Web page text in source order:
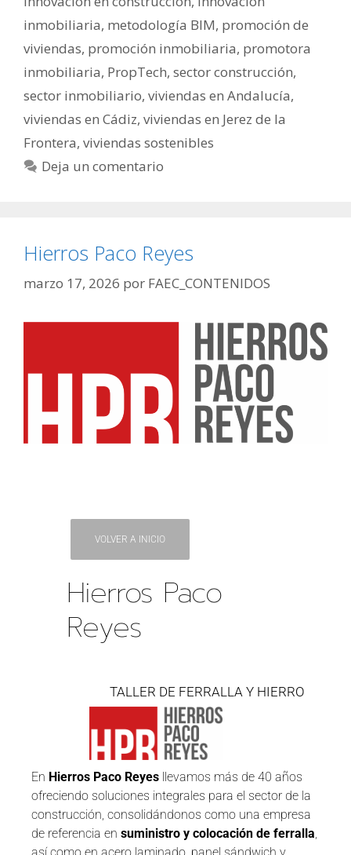
inmobiliaria, metodología BIM, promoción de
viviendas, promoción inmobiliaria, promotora
inmobiliaria, PropTech, sector construcción,
sector inmobiliario, viviendas en Andalucía,
viviendas en Cádiz, viviendas en Jerez de la
Frontera, viviendas sostenibles
Deja un comentario
Hierros Paco Reyes
marzo 17, 2026 por FAEC_CONTENIDOS
VOLVER A INICIO
Hierros Paco
Reyes
TALLER DE FERRALLA Y HIERRO
En Hierros Paco Reyes llevamos más de 40 años
ofreciendo soluciones integrales para el sector de la
construcción, consolidándonos como una empresa
de referencia en suministro y colocación de ferralla,